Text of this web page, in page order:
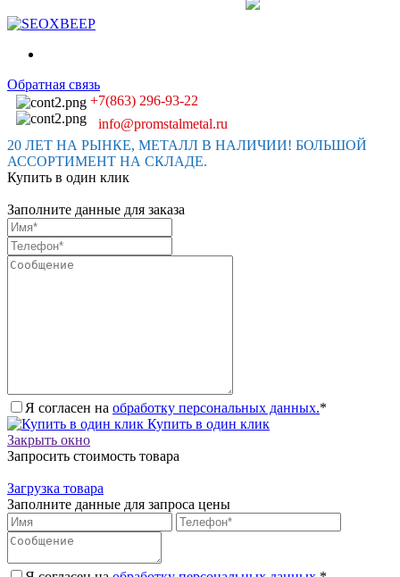
Обратная связь
+7(863) 296-93-22
info@promstalmetal.ru
20 ЛЕТ НА РЫНКЕ, МЕТАЛЛ В НАЛИЧИИ! БОЛЬШОЙ
АССОРТИМЕНТ НА СКЛАДЕ.
Купить в один клик
Заполните данные для заказа
Я согласен на обработку персональных данных.*
Купить в один клик
Закрыть окно
Запросить стоимость товара
Загрузка товара
Заполните данные для запроса цены